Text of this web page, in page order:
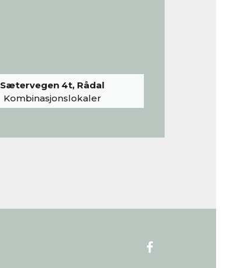
Sætervegen 4t, Rådal
Kombinasjonslokaler